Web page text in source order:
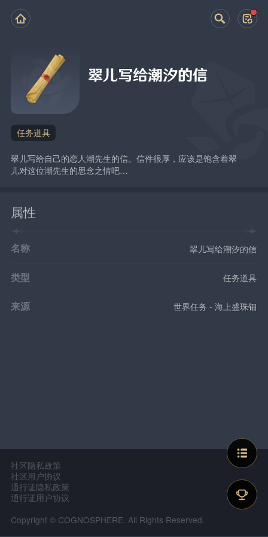
翠儿写给潮汐的信
任务道具
翠儿写给自己的恋人潮先生的信。信件很厚，应该是饱含着翠
儿对这位潮先生的思念之情吧…
属性
名称 翠儿写给潮汐的信
类型 任务道具
来源 世界任务 - 海上盛珠钿
社区隐私政策
社区用户协议
通行证隐私政策
通行证用户协议
Copyright © COGNOSPHERE. All Rights Reserved.